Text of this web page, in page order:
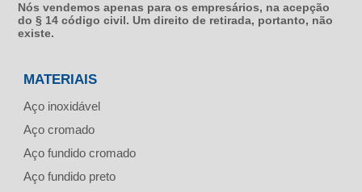
Nós vendemos apenas para os empresários, na acepção
do § 14 código civil. Um direito de retirada, portanto, não
existe.
MATERIAIS
Aço inoxidável
Aço cromado
Aço fundido cromado
Aço fundido preto